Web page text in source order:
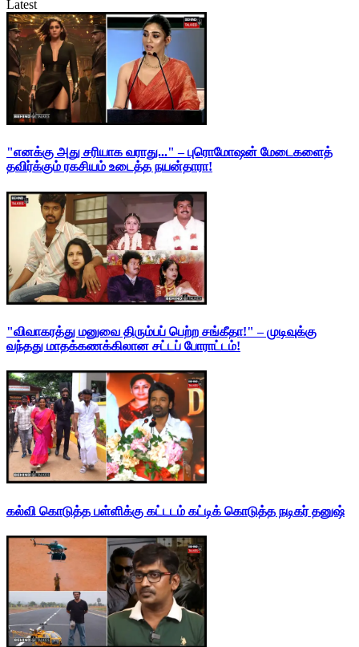
Latest
"எனக்கு அது சரியாக வராது..." – புரொமோஷன் மேடைகளைத்
தவிர்க்கும் ரகசியம் உடைத்த நயன்தாரா!
"விவாகரத்து மனுவை திரும்பப் பெற்ற சங்கீதா!" – முடிவுக்கு
வந்தது மாதக்கணக்கிலான சட்டப் போராட்டம்!
கல்வி கொடுத்த பள்ளிக்கு கட்டடம் கட்டிக் கொடுத்த நடிகர் தனுஷ்